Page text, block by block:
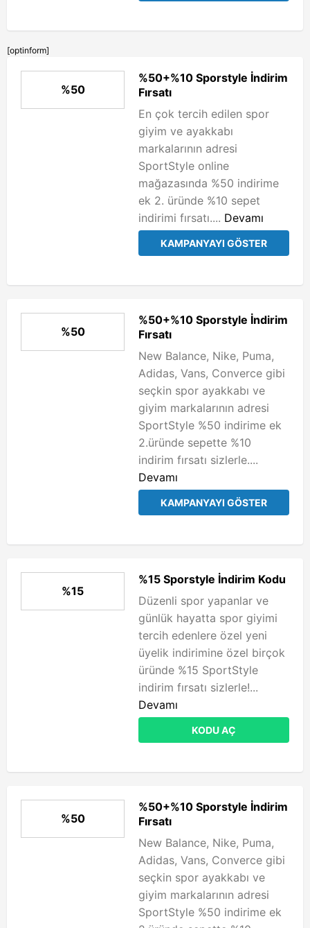
[optinform]
%50
%50+%10 Sporstyle İndirim
Fırsatı
En çok tercih edilen spor
giyim ve ayakkabı
markalarının adresi
SportStyle online
mağazasında %50 indirime
ek 2. üründe %10 sepet
indirimi fırsatı.... Devamı
KAMPANYAYI GÖSTER
%50
%50+%10 Sporstyle İndirim
Fırsatı
New Balance, Nike, Puma,
Adidas, Vans, Converce gibi
seçkin spor ayakkabı ve
giyim markalarının adresi
SportStyle %50 indirime ek
2.üründe sepette %10
indirim fırsatı sizlerle....
Devamı
KAMPANYAYI GÖSTER
%15
%15 Sporstyle İndirim Kodu
Düzenli spor yapanlar ve
günlük hayatta spor giyimi
tercih edenlere özel yeni
üyelik indirimine özel birçok
üründe %15 SportStyle
indirim fırsatı sizlerle!...
Devamı
KODU AÇ
%50
%50+%10 Sporstyle İndirim
Fırsatı
New Balance, Nike, Puma,
Adidas, Vans, Converce gibi
seçkin spor ayakkabı ve
giyim markalarının adresi
SportStyle %50 indirime ek